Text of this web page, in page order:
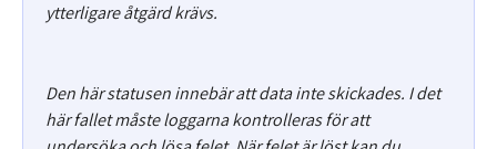
ytterligare åtgärd krävs.
Den här statusen innebär att data inte skickades. I det
här fallet måste loggarna kontrolleras för att